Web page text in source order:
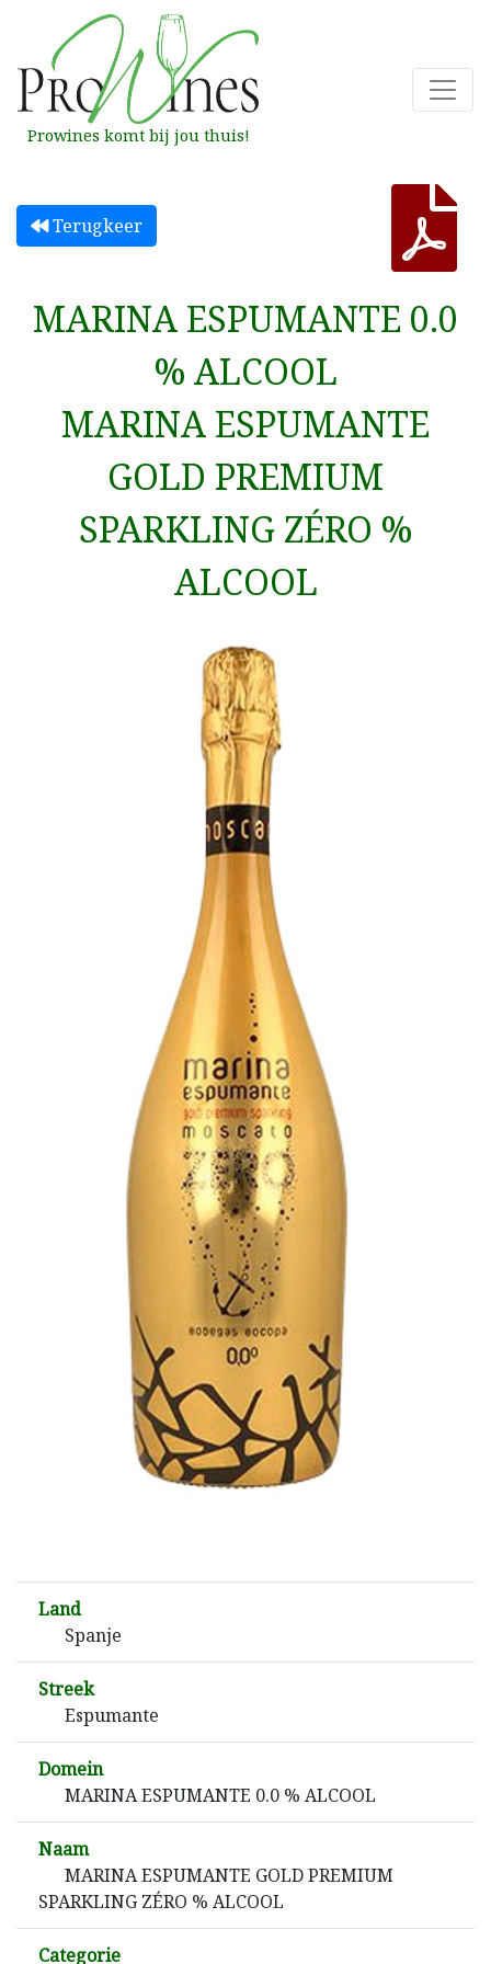
Prowines komt bij jou thuis!
Terugkeer
MARINA ESPUMANTE 0.0
% ALCOOL
MARINA ESPUMANTE
GOLD PREMIUM
SPARKLING ZÉRO %
ALCOOL
Land
Spanje
Streek
Espumante
Domein
MARINA ESPUMANTE 0.0 % ALCOOL
Naam
MARINA ESPUMANTE GOLD PREMIUM
SPARKLING ZÉRO % ALCOOL
Categorie